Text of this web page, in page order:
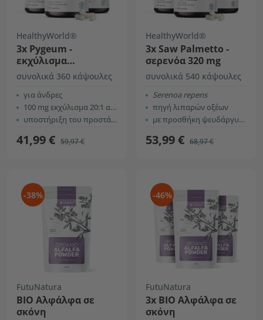
HealthyWorld®
3x Pygeum -
εκχύλισμα
αφρικανικού
συνολικά 360 κάψουλες
για άνδρες
100 mg εκχύλισμα 20:1 ανά κάψουλα
υποστήριξη του προστάτη και του ουροποιητικού συστήματος
41,99 € 59,97 €
HealthyWorld®
3x Saw Palmetto -
σερενόα 320 mg
συνολικά 540 κάψουλες
Serenoa repens
πηγή λιπαρών οξέων
με προσθήκη ψευδάργυρου
53,99 € 68,97 €
-38%
FutuNatura
ΒΙΟ Αλφάλφα σε
σκόνη
-46%
FutuNatura
3x ΒΙΟ Αλφάλφα σε
σκόνη